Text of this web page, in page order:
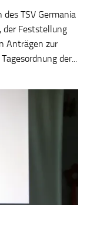
TSV Germania
der Feststellung
Anträgen zur
der...